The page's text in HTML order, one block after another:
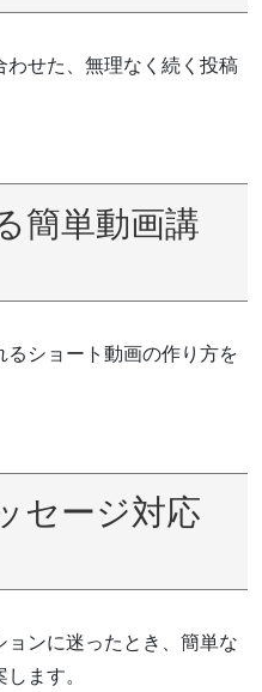
せた、無理なく続く投稿
簡単動画講
ショート動画の作り方を
セージ対応
ンに迷ったとき、簡単な
ます。